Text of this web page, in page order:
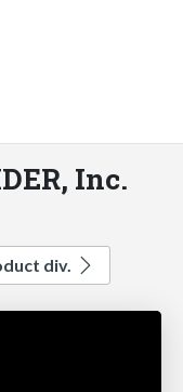
Inc.
div.